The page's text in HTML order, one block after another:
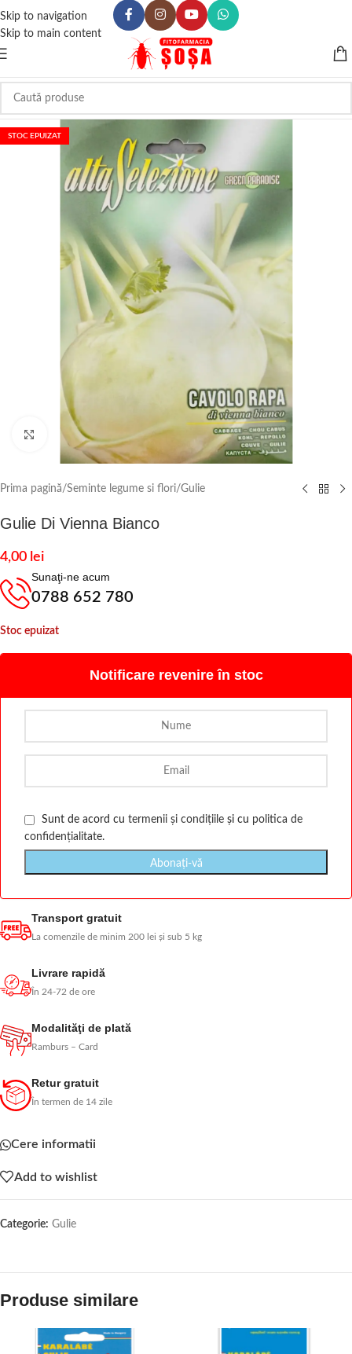
Skip to navigation
Skip to main content
STOC EPUIZAT
Click to enlarge
Prima pagină/Seminte legume si flori/Gulie
Gulie Di Vienna Bianco
4,00 lei
Sunaţi-ne acum
0788 652 780
Stoc epuizat
Notificare revenire în stoc
Sunt de acord cu termenii și condițiile și cu politica de
confidențialitate.
Transport gratuit
La comenzile de minim 200 lei și sub 5 kg
Livrare rapidă
În 24-72 de ore
Modalităţi de plată
Ramburs – Card
Retur gratuit
În termen de 14 zile
Cere informatii
Add to wishlist
Categorie: Gulie
Produse similare